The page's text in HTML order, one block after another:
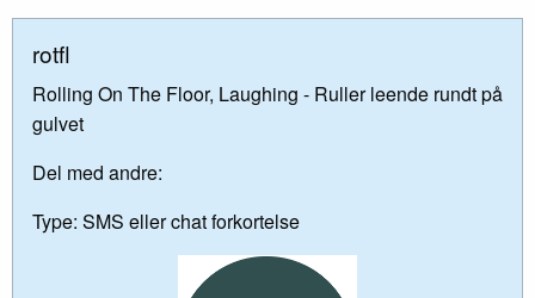
rotfl
Rolling On The Floor, Laughing - Ruller leende rundt på
gulvet
Del med andre:
Type: SMS eller chat forkortelse